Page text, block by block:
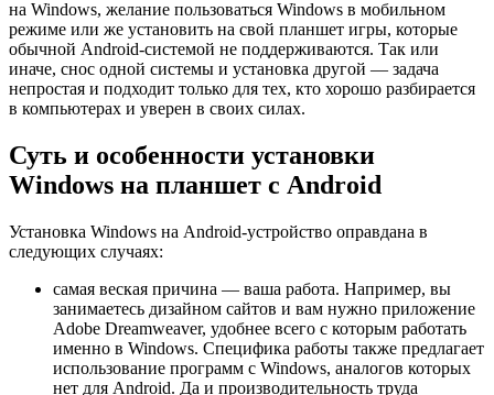
на Windows, желание пользоваться Windows в мобильном
режиме или же установить на свой планшет игры, которые
обычной Android-системой не поддерживаются. Так или
иначе, снос одной системы и установка другой — задача
непростая и подходит только для тех, кто хорошо разбирается
в компьютерах и уверен в своих силах.
Суть и особенности установки
Windows на планшет с Android
Установка Windows на Android-устройство оправдана в
следующих случаях:
самая веская причина — ваша работа. Например, вы
занимаетесь дизайном сайтов и вам нужно приложение
Adobe Dreamweaver, удобнее всего с которым работать
именно в Windows. Специфика работы также предлагает
использование программ с Windows, аналогов которых
нет для Android. Да и производительность труда